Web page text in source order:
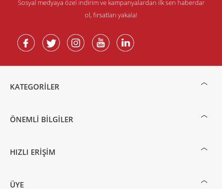
Sosyal medyaya özel indirim ve kampanyalardan ilk sen haberdar
ol, fırsatları yakala!
KATEGORILER
ÖNEMLI BILGILER
HIZLI ERIŞIM
ÜYE